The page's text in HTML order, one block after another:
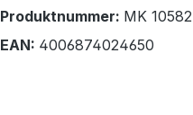
Produktnummer: MK 10582
EAN: 4006874024650